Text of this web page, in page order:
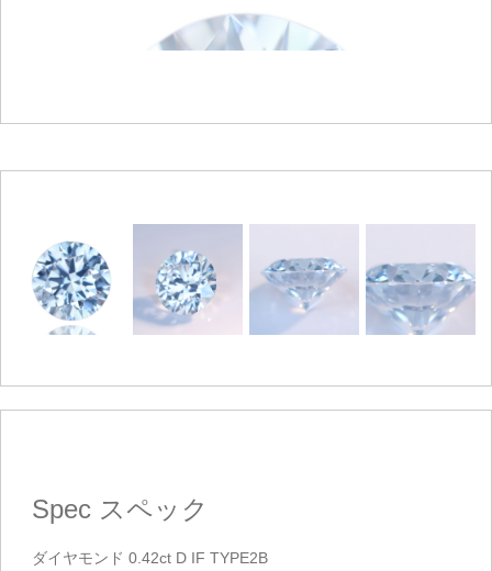
Spec スペック
ダイヤモンド 0.42ct D IF TYPE2B
カートを見る